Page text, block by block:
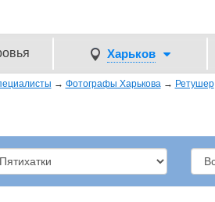
Харьков
→ Фотографы Харькова → Ретушер